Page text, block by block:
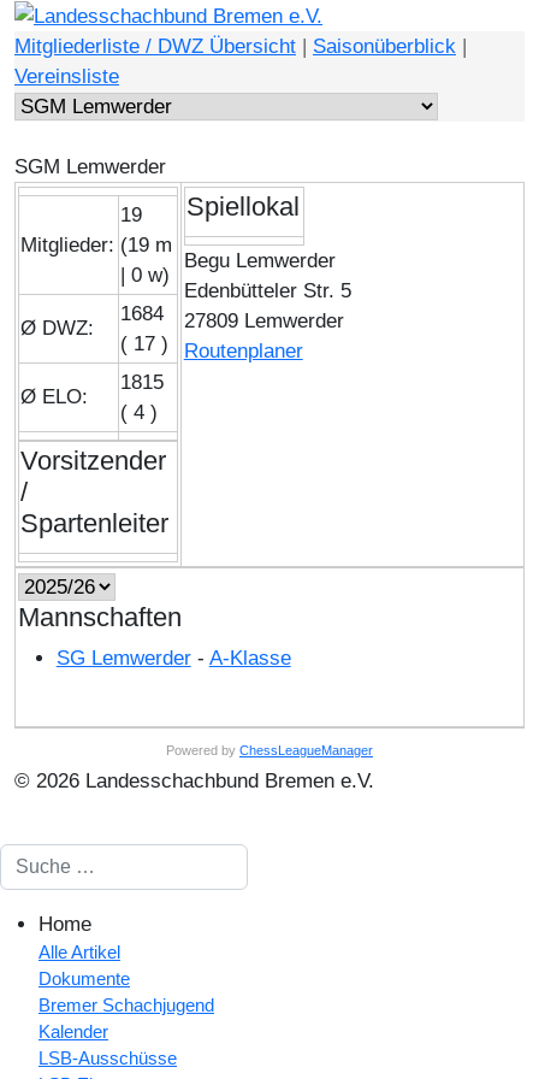
Mitgliederliste / DWZ Übersicht | Saisonüberblick |
Vereinsliste
SGM Lemwerder
Mitglieder:
19
(19 m
| 0 w)
Ø DWZ:
1684
( 17 )
Ø ELO:
1815
( 4 )
Vorsitzender
/
Spartenleiter
Spiellokal
Begu Lemwerder
Edenbütteler Str. 5
27809 Lemwerder
Routenplaner
Mannschaften
SG Lemwerder- A-Klasse
Powered by ChessLeagueManager
© 2026 Landesschachbund Bremen e.V.
Suchen
Home
Alle Artikel
Dokumente
Bremer Schachjugend
Kalender
LSB-Ausschüsse